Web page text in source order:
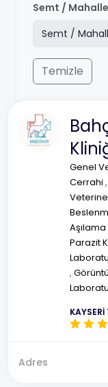
Semt / Mahalle
Temizle
Genel
Cerrahi ,
Parazit
,
KAYSERİ
Adres